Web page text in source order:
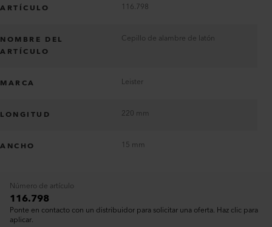
ARTÍCULO 116.798
NOMBRE DEL
ARTÍCULO
Cepillo de alambre de latón
MARCA Leister
LONGITUD 220 mm
ANCHO 15 mm
Número de artículo
116.798
Ponte en contacto con un distribuidor para solicitar una oferta. Haz clic para
aplicar.